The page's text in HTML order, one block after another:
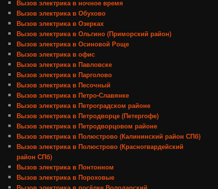
Вызов электрика в ночное время
Вызов электрика в Обухово
Вызов электрика в Озерках
Вызов электрика в Ольгино (Приморский район)
Вызов электрика в Осиновой Роще
Вызов электрика в офис
Вызов электрика в Павловске
Вызов электрика в Парголово
Вызов электрика в Песочный
Вызов электрика в Петро-Славянке
Вызов электрика в Петроградском районе
Вызов электрика в Петродворце (Петергофе)
Вызов электрика в Петродворцовом районе
Вызов электрика в Полюстрово (Калининский район СПб)
Вызов электрика в Полюстрово (Красногвардейский
район СПб)
Вызов электрика в Понтонном
Вызов электрика в Пороховые